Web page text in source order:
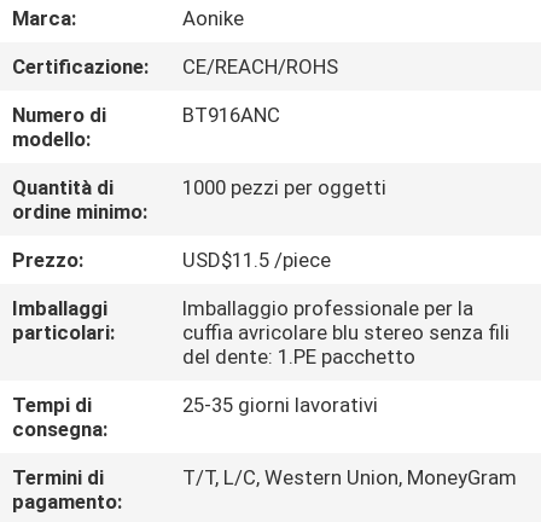
GIRO
DELLA
FABBRICA
CONTROLLO
DI
QUALITÀ
CONTATTICI
RICHIEDA
CITAZIONE
Marca:
Aonike
Certificazione:
CE/REACH/ROHS
Numero di
modello:
BT916ANC
Quantità di
ordine minimo:
1000 pezzi per oggetti
Prezzo:
USD$11.5 /piece
Imballaggi
particolari:
Imballaggio professionale per la
cuffia avricolare blu stereo senza fili
del dente: 1.PE pacchetto
Tempi di
consegna:
25-35 giorni lavorativi
Termini di
pagamento:
T/T, L/C, Western Union, MoneyGram